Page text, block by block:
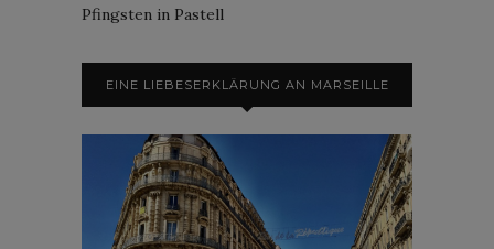
Pfingsten in Pastell
EINE LIEBESERKLÄRUNG AN MARSEILLE